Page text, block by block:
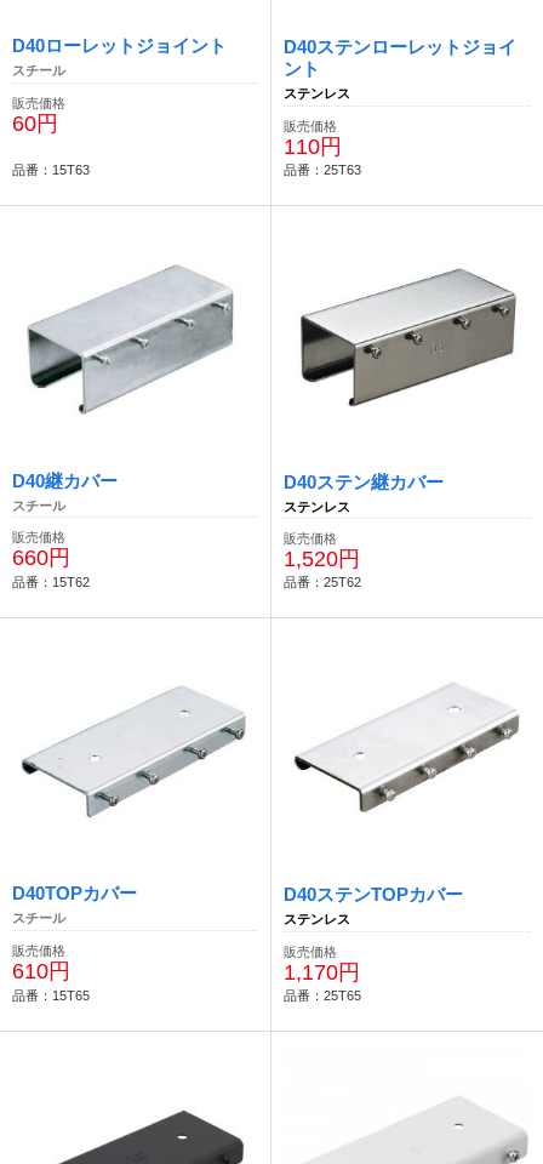
D40ローレットジョイント
スチール
販売価格
60円
品番：15T63
D40ステンローレットジョイ
ント
ステンレス
販売価格
110円
品番：25T63
D40継カバー
スチール
販売価格
660円
品番：15T62
D40ステン継カバー
ステンレス
販売価格
1,520円
品番：25T62
D40TOPカバー
スチール
販売価格
610円
品番：15T65
D40ステンTOPカバー
ステンレス
販売価格
1,170円
品番：25T65